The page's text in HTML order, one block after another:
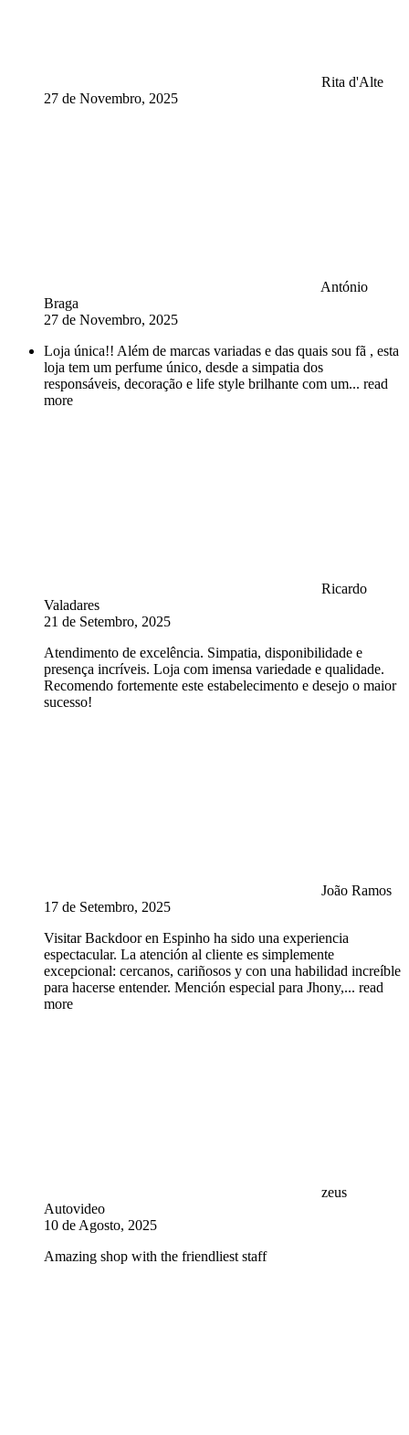
Rita d'Alte
27 de Novembro, 2025
António
Braga
27 de Novembro, 2025
Loja única!! Além de marcas variadas e das quais sou fã , esta
loja tem um perfume único, desde a simpatia dos
responsáveis, decoração e life style brilhante com um... read
more
Ricardo
Valadares
21 de Setembro, 2025
Atendimento de excelência. Simpatia, disponibilidade e
presença incríveis. Loja com imensa variedade e qualidade.
Recomendo fortemente este estabelecimento e desejo o maior
sucesso!
João Ramos
17 de Setembro, 2025
Visitar Backdoor en Espinho ha sido una experiencia
espectacular. La atención al cliente es simplemente
excepcional: cercanos, cariñosos y con una habilidad increíble
para hacerse entender. Mención especial para Jhony,... read
more
zeus
Autovideo
10 de Agosto, 2025
Amazing shop with the friendliest staff